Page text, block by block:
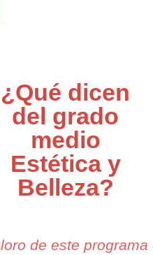
¿Qué dicen
del grado
medio
Estética y
Belleza?
de este programa